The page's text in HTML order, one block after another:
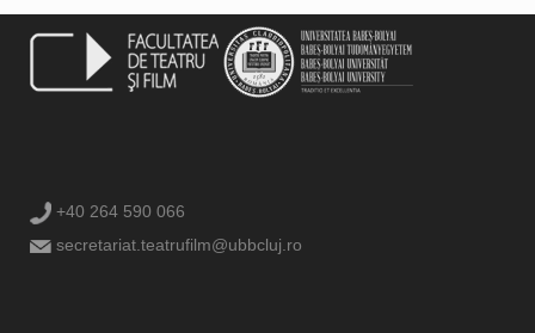
+40 264 590 066
secretariat.teatrufilm@ubbcluj.ro